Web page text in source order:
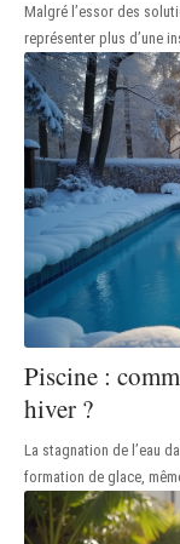
Malgré l’essor des
représenter plus d’une
Piscine :
hiver ?
La stagnation de l’eau
formation de glace,